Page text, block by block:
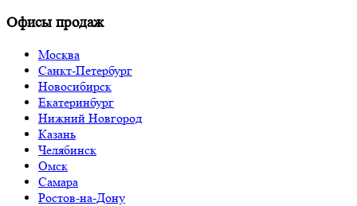
Офисы продаж
Москва
Санкт-Петербург
Новосибирск
Екатеринбург
Нижний Новгород
Казань
Челябинск
Омск
Самара
Ростов-на-Дону